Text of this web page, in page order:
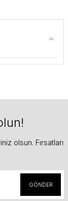
olsun. Fırsatları
GÖNDER